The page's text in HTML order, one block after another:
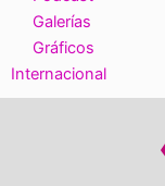
Galerías
Gráficos
Internacional